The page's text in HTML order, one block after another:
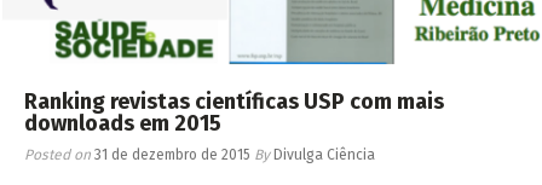
Ranking revistas científicas USP com mais
downloads em 2015
Posted on 31 de dezembro de 2015 ByDivulga Ciência